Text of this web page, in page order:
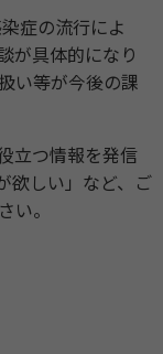
症の流行によ
が具体的になり
い等が今後の課
立つ情報を発信
欲しい」など、ご
い。